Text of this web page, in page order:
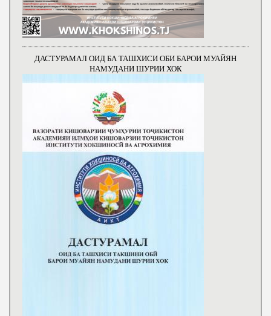
ДАСТУРАМАЛ ОИД БА ТАШХИСИ ОБИ БАРОИ МУАЙЯН
НАМУДАНИ ШУРИИ ХОК